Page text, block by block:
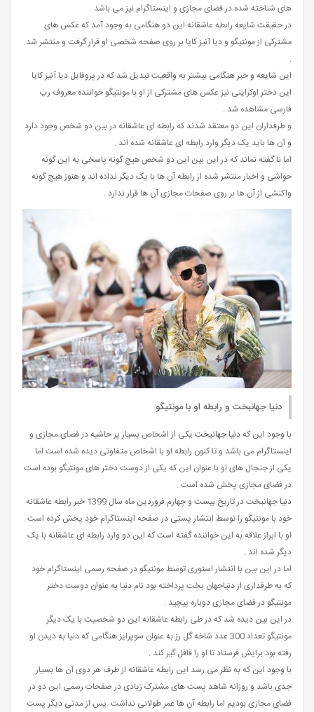
های شناخته شده در فضای مجازی و اینستاگرام نیز می باشد .
در حقیقت شایعه رابطه عاشقانه این دو هنگامی به وجود آمد که عکس های
مشترکی از مونتیگو و دیا آنیز کایا بر روی صفحه شخصی او قرار گرفت و منتشر شد
.
این شایعه و خبر هنگامی بیشتر به واقعیت تبدیل شد که در پروفایل دیا آنیز کایا
این دختر اوکراینی نیز عکس های مشترکی از او با مونتیگو خواننده معروف رپ
فارسی مشاهده شد .
و طرفداران این دو معتقد شدند که رابطه ای عاشقانه در بین دو شخص وجود دارد
و آن ها باید یک دیگر وارد رابطه ای عاشقانه شده اند .
اما نا گفته نماند که در این بین این دو شخص هیچ گونه پاسخی به این گونه
حواشی و اخبار منتشر شده از رابطه آن ها با یک دیگر نداده اند و هنوز هیچ گونه
واکنشی از آن ها بر روی صفحات مجازی آن ها قرار ندارد .
دنیا جهانبخت و رابطه او با مونتیگو
با وجود این کهدنیا جهانبخت یکی از اشخاص بسیار پر حاشیه در فضای مجازی و
اینستاگرام می باشد و تا کنون رابطه او با اشخاص متفاوتی دیده شده است اما
یکی از جنجال های او با عنوان این که یکی از دوست دختر های مونتیگو بوده است
در فضای مجازی پخش شده است .
دنیا جهانبخت در تاریخ بیست و چهارم فروردین ماه سال 1399 خبر رابطه عاشقانه
خود با مونتیگو را توسط انتشار پستی در صفحه اینستاگرام خود پخش کرده است .
او با ابراز علاقه به این خواننده گفته است که این دو وارد رابطه ای عاشقانه با یک
دیگر شده اند .
اما در این بین با انتشار استوری توسط مونتیگو در صفحه رسمی اینستاگرام خود
که به طرفداری از دنیاجهان بخت پرداخته بود نام دنیا به عنوان دوست دختر
مونتیگو در فضای مجازی دوباره پیچید .
در این بین دیده شد که در طی رابطه عاشقانه این دو شخصیت با یک دیگر
مونتیگو تعداد 300 عدد شاخه گل رز به عنوان سوپرایز هنگامی که دنیا به دیدن او
رفته بود برایش فرستاد تا او را قافل گیر کند .
با وجود این که به نظر می رسد این رابطه عاشقانه از طرف هر دوی آن ها بسیار
جدی باشد و روزانه شاهد پست های مشترک زیادی در صفحات رسمی این دو در
فضای مجازی بودیم اما رابطه آن ها عمر طولانی نداشت .پس از مدتی دیگر پست